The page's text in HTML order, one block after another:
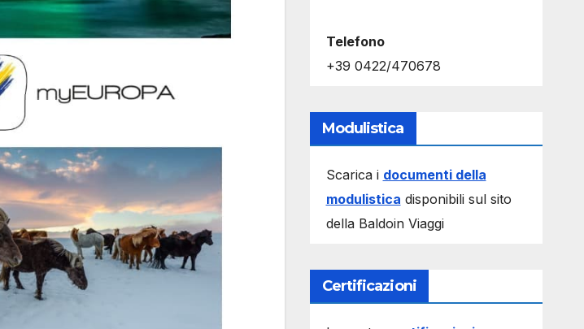
Telefono
+39 0422/470678
Modulistica
Scarica i documenti della
modulistica disponibili sul sito
della Baldoin Viaggi
Certificazioni